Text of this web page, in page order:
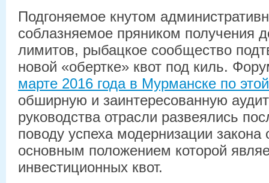
Подгоняемое кнутом
соблазняемое пряником получения
лимитов, рыбацкое сообщество
новой «обертке» квот под киль.
марте 2016 года в Мурманске по
обширную и заинтересованную
руководства отрасли развеялись
поводу успеха модернизации закона
основным положением которой
инвестиционных квот.